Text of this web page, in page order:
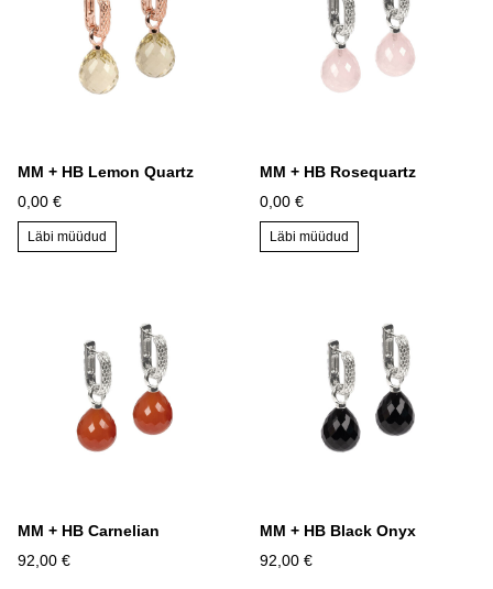
MM + HB Lemon Quartz
0,00 €
Läbi müüdud
MM + HB Rosequartz
0,00 €
Läbi müüdud
MM + HB Carnelian
92,00 €
MM + HB Black Onyx
92,00 €